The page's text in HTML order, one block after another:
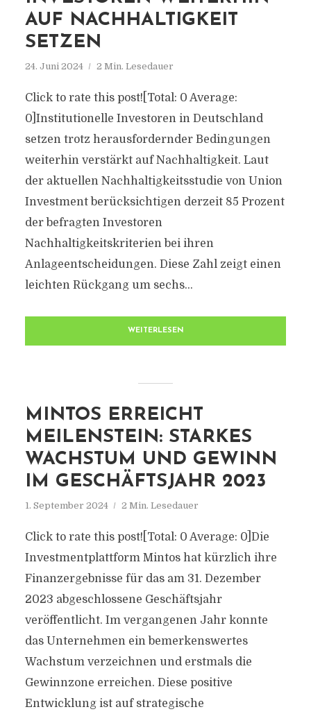
AUF NACHHALTIGKEIT
SETZEN
24. Juni 2024 2 Min. Lesedauer
Click to rate this post![Total: 0 Average:
0]Institutionelle Investoren in Deutschland
setzen trotz herausfordernder Bedingungen
weiterhin verstärkt auf Nachhaltigkeit. Laut
der aktuellen Nachhaltigkeitsstudie von Union
Investment berücksichtigen derzeit 85 Prozent
der befragten Investoren
Nachhaltigkeitskriterien bei ihren
Anlageentscheidungen. Diese Zahl zeigt einen
leichten Rückgang um sechs...
WEITERLESEN
MINTOS ERREICHT
MEILENSTEIN: STARKES
WACHSTUM UND GEWINN
IM GESCHÄFTSJAHR 2023
1. September 2024 2 Min. Lesedauer
Click to rate this post![Total: 0 Average: 0]Die
Investmentplattform Mintos hat kürzlich ihre
Finanzergebnisse für das am 31. Dezember
2023 abgeschlossene Geschäftsjahr
veröffentlicht. Im vergangenen Jahr konnte
das Unternehmen ein bemerkenswertes
Wachstum verzeichnen und erstmals die
Gewinnzone erreichen. Diese positive
Entwicklung ist auf strategische